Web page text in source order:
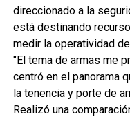
direccionado a la
está destinando
medir la operatividad
"El tema de armas me
centró en el panorama
la tenencia y porte de
Realizó una